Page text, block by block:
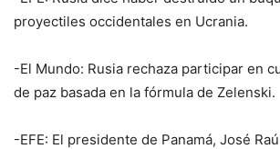
proyectiles occidentales en Ucrania.
-El Mundo: Rusia rechaza participar en
de paz basada en la fórmula de Zelenski.
-EFE: El presidente de Panamá, José